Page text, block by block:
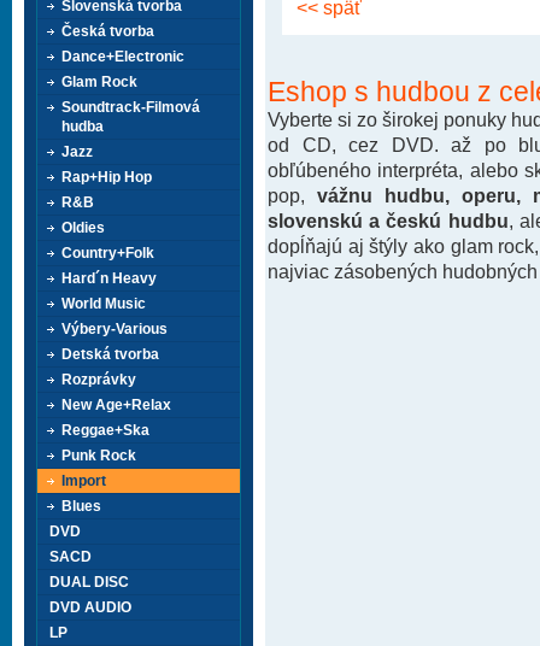
<< späť
Eshop s hudbou z
Vyberte si zo širokej ponuky
od CD, cez DVD. až po
obľúbeného interpréta, alebo
pop, vážnu hudbu, operu,
slovenskú a českú hudbu ,
dopĺňajú aj štýly ako glam
najviac zásobených
Slovenská tvorba
Česká tvorba
Dance+Electronic
Glam Rock
Soundtrack-Filmová
hudba
Jazz
Rap+Hip Hop
R&B
Oldies
Country+Folk
Hard´n Heavy
World Music
Výbery-Various
Detská tvorba
Rozprávky
New Age+Relax
Reggae+Ska
Punk Rock
Import
Blues
DVD
SACD
DUAL DISC
DVD AUDIO
LP